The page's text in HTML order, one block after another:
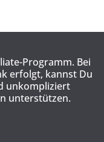
Programm. Bei
erfolgt, kannst Du
unkompliziert
unterstützen.